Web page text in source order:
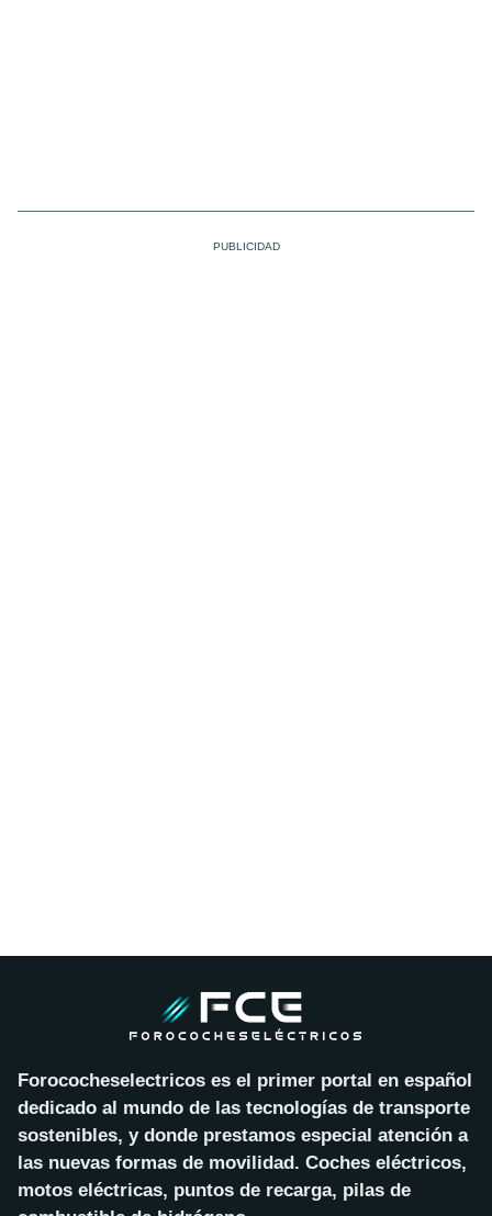
Forococheselectricos es el primer portal en español
dedicado al mundo de las tecnologías de transporte
sostenibles, y donde prestamos especial atención a
las nuevas formas de movilidad. Coches eléctricos,
motos eléctricas, puntos de recarga, pilas de